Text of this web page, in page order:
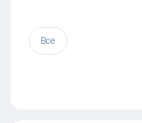
Все